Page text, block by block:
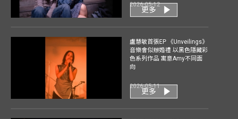
2026-05-12
更多
盧慧敏首張EP 《Unveilings》
音樂會似辦婚禮 以黑色隱藏彩
色系列作品 寓意Amy不同面
向
2026-05-11
更多